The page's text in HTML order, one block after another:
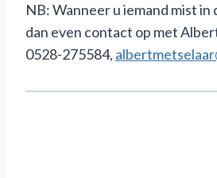
NB: Wanneer u iemand mist in
dan even contact op met
0528-275584,